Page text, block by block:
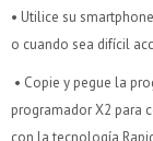
• Utilice su
o cuando sea difícil
• Copie y pegue la
programador X2 para
con la tecnología